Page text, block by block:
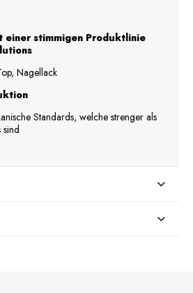
stimmigen Produktlinie
Nagellack
Standards, welche strenger als
sind